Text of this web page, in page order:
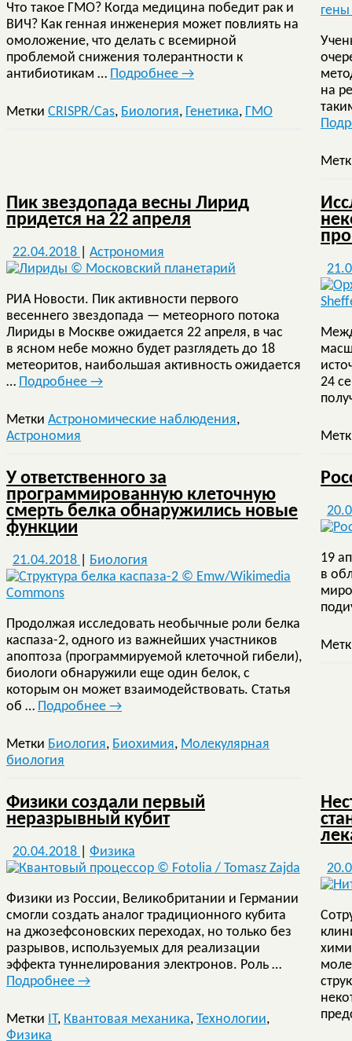
Что такое ГМО? Когда медицина победит рак и
ВИЧ? Как генная инженерия может повлиять на
омоложение, что делать с всемирной
проблемой снижения толерантности к
антибиотикам … Подробнее →
Метки CRISPR/Cas, Биология, Генетика, ГМО
на
Пик звездопада весны Лирид
придется на 22 апреля
22.04.2018 Астрономия
РИА Новости. Пик активности первого
весеннего звездопада — метеорного потока
Лириды в Москве ожидается 22 апреля, в час
в ясном небе можно будет разглядеть до 18
метеоритов, наибольшая активность ожидается
… Подробнее →
Метки Астрономические наблюдения,
Астрономия
24
У ответственного за
программированную клеточную
смерть белка обнаружились новые
функции
21.04.2018 Биология
Продолжая исследовать необычные роли белка
каспаза-2, одного из важнейших участников
апоптоза (программируемой клеточной гибели),
биологи обнаружили еще один белок, с
которым он может взаимодействовать. Статья
об … Подробнее →
Метки Биология, Биохимия, Молекулярная
биология
19
в
Физики создали первый
неразрывный кубит
20.04.2018 Физика
Физики из России, Великобритании и Германии
смогли создать аналог традиционного кубита
на джозефсоновских переходах, но только без
разрывов, используемых для реализации
эффекта туннелирования электронов. Роль …
Подробнее →
Метки IT, Квантовая механика, Технологии,
Физика